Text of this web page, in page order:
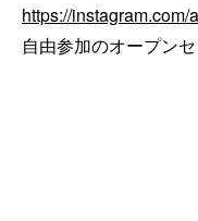
https://instagram.com/
自由参加のオープン